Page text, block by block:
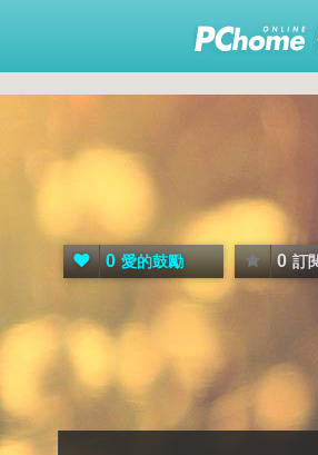
0 愛的鼓勵 0 訂